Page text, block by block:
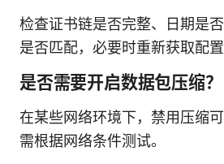
检查证书链是否完整、日期是
是否匹配，必要时重新获取配置
是否需要开启数据包压缩？
在某些网络环境下，禁用压缩
需根据网络条件测试。